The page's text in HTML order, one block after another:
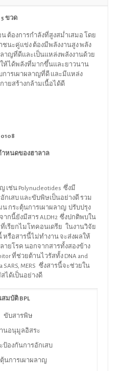
5 ขวด
ต้องการกำลังที่สูงสม่ำเสมอ โดย
ชนะคู่แข่ง ต้องมีพลังงานสูง พลัง
าญที่ดีและเป็นแหล่งพลังงานด้วย
ให้ได้พลังที่มากขึ้นและยาวนาน
การเผาผลาญที่ดี และมีแหล่ง
ายสร้างกล้ามเนื้อได้ดี
ำหนดของฮาลาล
เช่น Polynucleotides ซึ่งมี
เสบ และขับพิษเป็นอย่างดี รวม
กระตุ้นการเผาผลาญ ปรับปรุง
กนี้ยังมีสาร ALDH2 ซึ่งปกติพบใน
เรียกไมโทคอนเดรีย ในงานวิจัย
หรือสารนี้ไม่ทำงาน จะส่งผลให้
ายโรค นอกจากสารทั้งสองข้าง
ที่ช่วยต้านไวรัสทั้ง DNA and
SARS, MERS ซึ่งสารนี้จะช่วยใน
ได้เป็นอย่างดี
มบัติBPL
ขับสารพิษ
นอนุมูลอิสระ
ป้องกันการอักเสบ
นการเผาผลาญ